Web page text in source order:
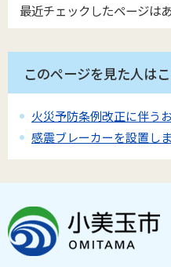
最近チェックしたページは
このページを見た人は
火災予防条例改正に伴う
感震ブレーカーを設置し